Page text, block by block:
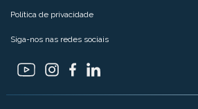
Política de privacidade
Siga-nos nas redes sociais